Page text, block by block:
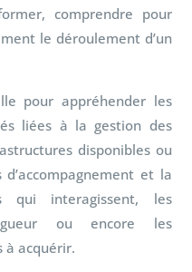
comprendre pour
le déroulement d’un
pour appréhender les
liées à la gestion des
disponibles ou
et la
qui interagissent, les
ou encore les
à acquérir.